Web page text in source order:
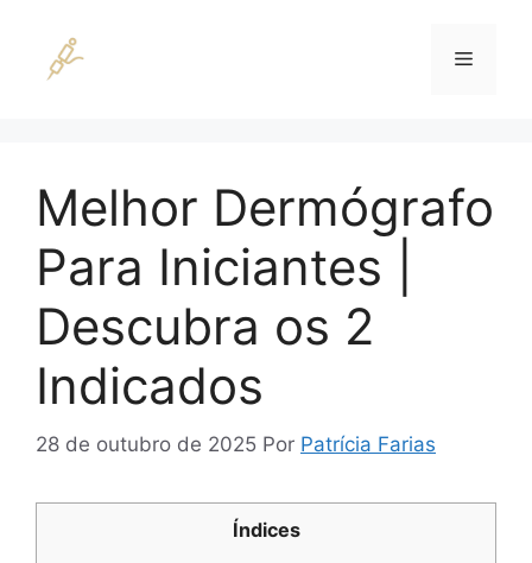
Menu
Melhor Dermógrafo
Para Iniciantes |
Descubra os 2
Indicados
28 de outubro de 2025 Por Patrícia Farias
Índices